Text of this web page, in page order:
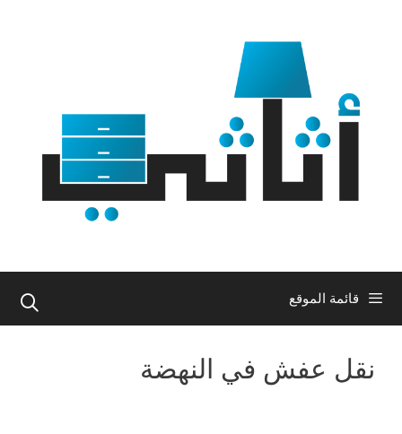
قائمة الموقع
نقل عفش في النهضة